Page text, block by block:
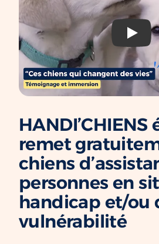
Chien d’assistance pour
épileptique
CHIENS À MISSION COLLECTIVE
Chien d’assistance
social
Chien d’assistance à la
Je deviens mécène ou
Ils nous soutiennent
Je m’engage / j’engage mes
Je lance une collecte
J’engage mes clients
a11y.youtube.playWithTitle
remet
chiens
personnes en
handicap et/ou
vulnérabilité